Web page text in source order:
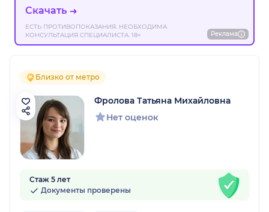
Скачать
ЕСТЬ ПРОТИВОПОКАЗАНИЯ. НЕОБХОДИМА
КОНСУЛЬТАЦИЯ СПЕЦИАЛИСТА. 18+
Реклама
Близко от метро
Фролова Татьяна Михайловна
Нет оценок
Стаж 5 лет
Документы проверены